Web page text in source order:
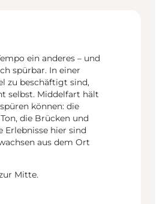
ein anderes – und
spürbar. In einer
zu beschäftigt sind,
selbst. Middelfart hält
können: die
die Brücken und
Erlebnisse hier sind
aus dem Ort
Mitte.